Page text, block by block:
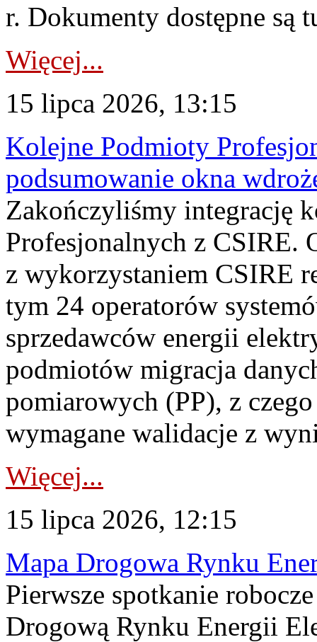
r. Dokumenty dostępne są
Więcej...
15 lipca 2026, 13:15
Kolejne Podmioty
podsumowanie okna
Zakończyliśmy integrację
Profesjonalnych z CSIRE.
z wykorzystaniem CSIRE
tym 24 operatorów
sprzedawców energii
podmiotów migracja
pomiarowych (PP), z
wymagane walidacje z
Więcej...
15 lipca 2026, 12:15
Mapa Drogowa Rynku
Pierwsze spotkanie
Drogową Rynku Energii